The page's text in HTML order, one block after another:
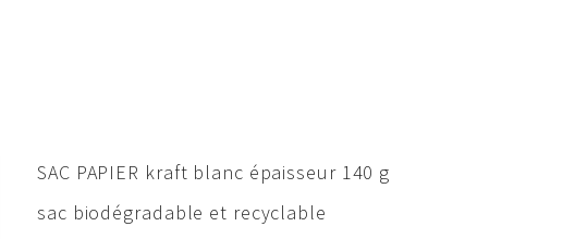
SAC PAPIER kraft blanc épaisseur 140 g
sac biodégradable et recyclable